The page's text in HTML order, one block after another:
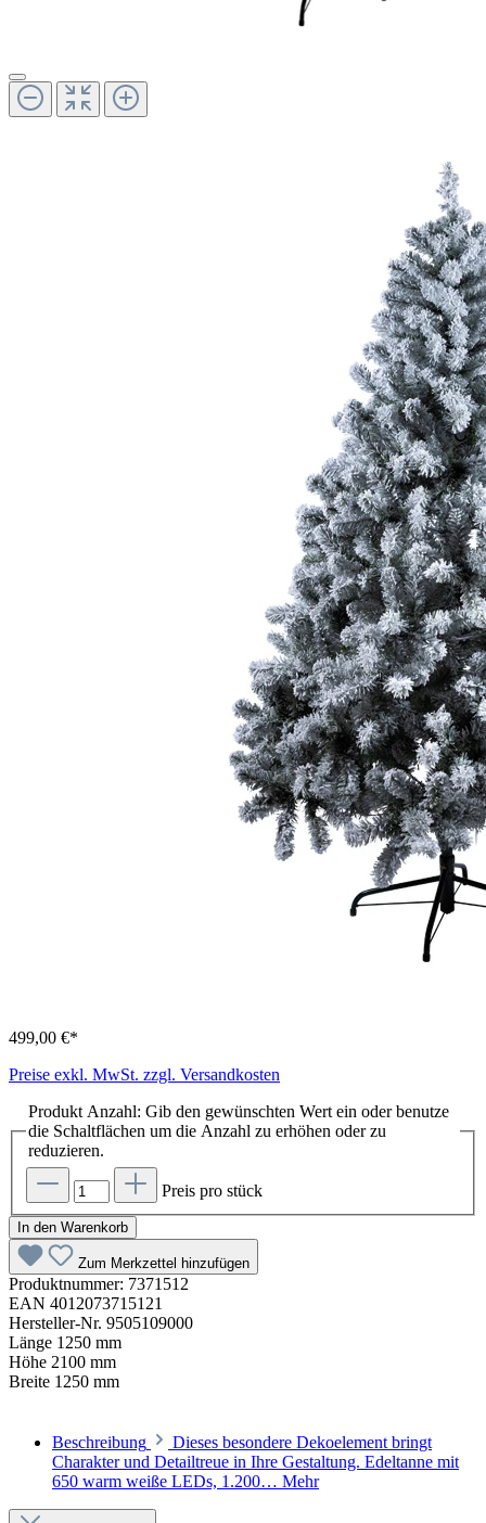
499,00 €*
Preise exkl. MwSt. zzgl. Versandkosten
Produkt Anzahl: Gib den gewünschten Wert ein oder benutze
die Schaltflächen um die Anzahl zu erhöhen oder zu
reduzieren.
Preis pro stück
In den Warenkorb
Zum Merkzettel hinzufügen
Produktnummer: 7371512
EAN 4012073715121
Hersteller-Nr. 9505109000
Länge 1250 mm
Höhe 2100 mm
Breite 1250 mm
Beschreibung
Dieses besondere Dekoelement bringt
Charakter und Detailtreue in Ihre Gestaltung. Edeltanne mit
650 warm weiße LEDs, 1.200… Mehr